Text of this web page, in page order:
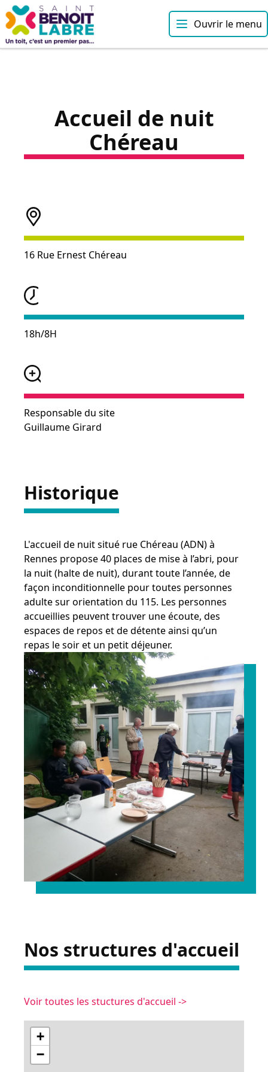
Ouvrir le menu
Accueil de nuit
Chéreau
16 Rue Ernest Chéreau
18h/8H
Responsable du site
Guillaume Girard
Historique
L'accueil de nuit situé rue Chéreau (ADN) à
Rennes propose 40 places de mise à l’abri, pour
la nuit (halte de nuit), durant toute l’année, de
façon inconditionnelle pour toutes personnes
adulte sur orientation du 115. Les personnes
accueillies peuvent trouver une écoute, des
espaces de repos et de détente ainsi qu’un
repas le soir et un petit déjeuner.
Nos structures d'accueil
Voir toutes les stuctures d'accueil ->
+
−